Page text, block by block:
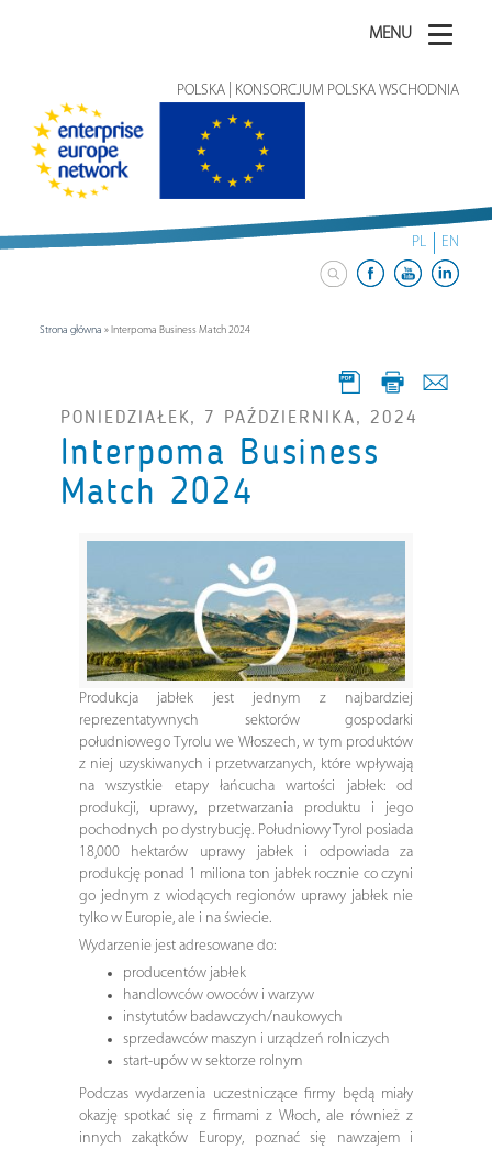
MENU
POLSKA | KONSORCJUM POLSKA WSCHODNIA
PL EN
Strona główna » Interpoma Business Match 2024
PONIEDZIAŁEK, 7 PAŹDZIERNIKA, 2024
Interpoma Business
Match 2024
Produkcja jabłek jest jednym z najbardziej
reprezentatywnych sektorów gospodarki
południowego Tyrolu we Włoszech, w tym produktów
z niej uzyskiwanych i przetwarzanych, które wpływają
na wszystkie etapy łańcucha wartości jabłek: od
produkcji, uprawy, przetwarzania produktu i jego
pochodnych po dystrybucję. Południowy Tyrol posiada
18,000 hektarów uprawy jabłek i odpowiada za
produkcję ponad 1 miliona ton jabłek rocznie co czyni
go jednym z wiodących regionów uprawy jabłek nie
tylko w Europie, ale i na świecie.
Wydarzenie jest adresowane do:
producentów jabłek
handlowców owoców i warzyw
instytutów badawczych/naukowych
sprzedawców maszyn i urządzeń rolniczych
start-upów w sektorze rolnym
Podczas wydarzenia uczestniczące firmy będą miały
okazję spotkać się z firmami z Włoch, ale również z
innych zakątków Europy, poznać się nawzajem i